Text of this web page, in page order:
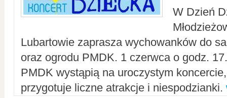
W Dzień
Lubartowie zaprasza wychowanków do
oraz ogrodu PMDK. 1 czerwca o godz.
PMDK wystąpią na uroczystym
przygotuje liczne atrakcje i niespodzianki.